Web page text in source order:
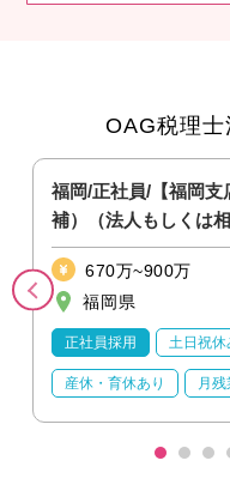
OAG税理士
福岡/正社員/【福岡
補）（法人もしくは相
670万~900万
福岡県
正社員採用 土日祝休
産休・育休あり 月